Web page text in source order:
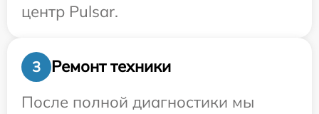
центр Pulsar.
3
Ремонт техники
После полной диагностики мы